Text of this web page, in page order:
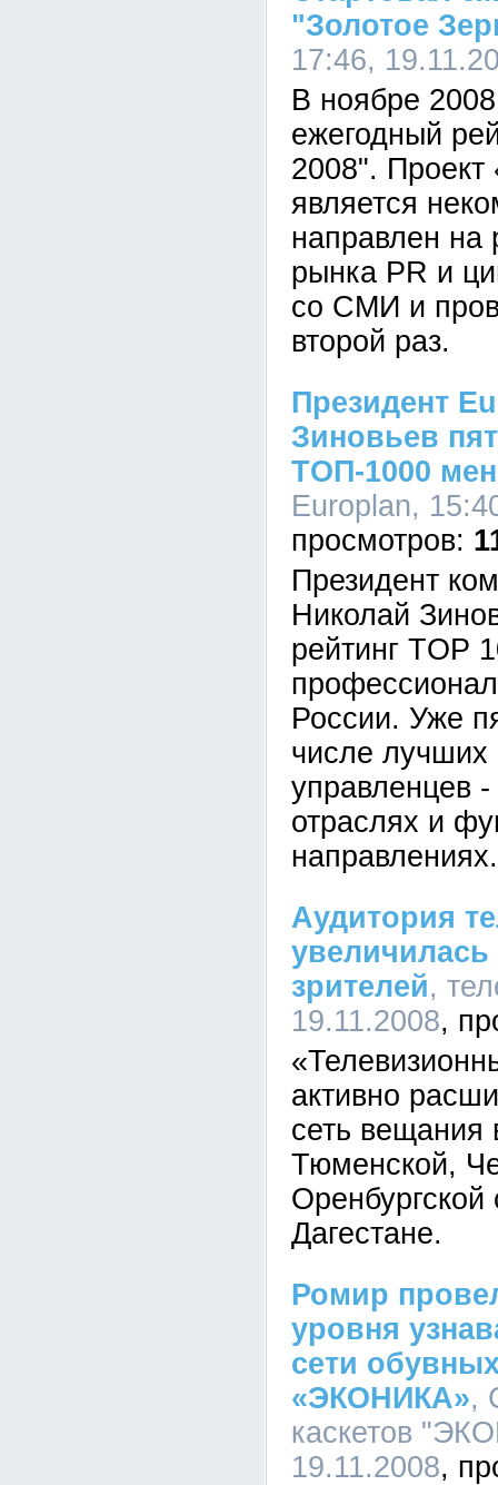
"Золотое
17:46,
В ноябре 2008
ежегодный
2008". Проект
является
направлен на
рынка PR и
со СМИ и
второй раз.
Президент
Зиновьев
TОП-1000
Europlan,
Президент
Николай
рейтинг TOP
России. Уже
числе лучших
управленцев
отраслях и
направлениях.
Аудитория
зрителей,
19.11.2008
активно
сеть вещания
Тюменской,
Оренбургской
Дагестане.
Ромир
уровня
сети
«ЭКОНИКА»,
каскетов
19.11.2008